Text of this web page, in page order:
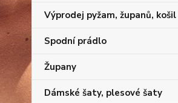
Výprodej pyžam, županů, košil
Spodní prádlo
Župany
Dámské šaty, plesové šaty